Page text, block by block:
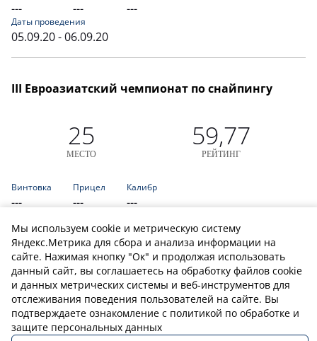
--- --- ---
Даты проведения
05.09.20 - 06.09.20
III Евроазиатский чемпионат по снайпингу
25
МЕСТО
59,77
РЕЙТИНГ
Винтовка
---
Прицел
---
Калибр
---
17.07.20 - 18.07.20
Мы используем cookie и метрическую систему
Яндекс.Метрика для сбора и анализа информации на
сайте. Нажимая кнопку "Ок" и продолжая использовать
данный сайт, вы соглашаетесь на обработку файлов cookie
и данных метрических системы и веб-инструментов для
отслеживания поведения пользователей на сайте. Вы
подтверждаете ознакомление с политикой по обработке и
защите персональных данных